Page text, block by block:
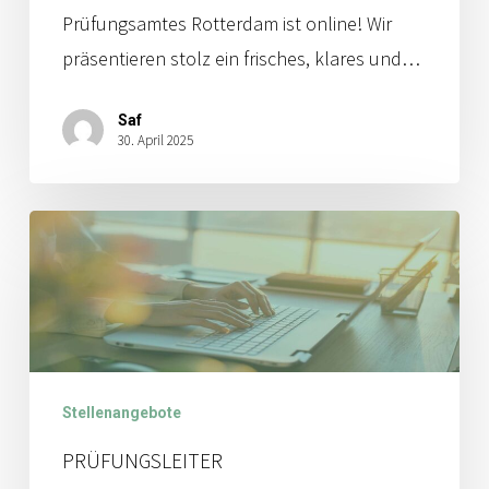
Prüfungsamtes Rotterdam ist online! Wir
präsentieren stolz ein frisches, klares und…
Saf
30. April 2025
Prüfungsleiter
Stellenangebote
PRÜFUNGSLEITER